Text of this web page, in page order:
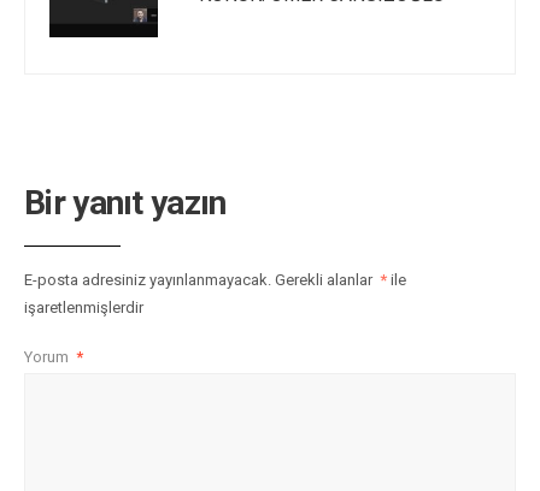
Bir yanıt yazın
E-posta adresiniz yayınlanmayacak. Gerekli alanlar * ile
işaretlenmişlerdir
Yorum *